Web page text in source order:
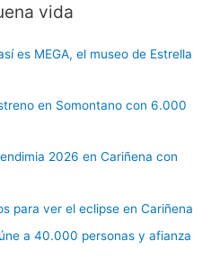
vida
es MEGA, el museo de Estrella
en Somontano con 6.000
2026 en Cariñena con
para ver el eclipse en Cariñena
a 40.000 personas y afianza